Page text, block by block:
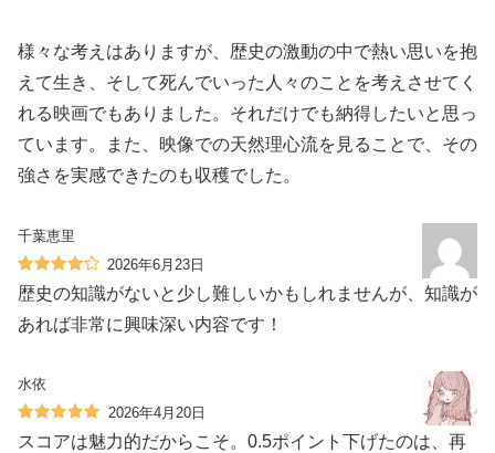
様々な考えはありますが、歴史の激動の中で熱い思いを抱
えて生き、そして死んでいった人々のことを考えさせてく
れる映画でもありました。それだけでも納得したいと思っ
ています。また、映像での天然理心流を見ることで、その
強さを実感できたのも収穫でした。
千葉恵里
2026年6月23日
歴史の知識がないと少し難しいかもしれませんが、知識が
あれば非常に興味深い内容です！
水依
2026年4月20日
スコアは魅力的だからこそ。0.5ポイント下げたのは、再